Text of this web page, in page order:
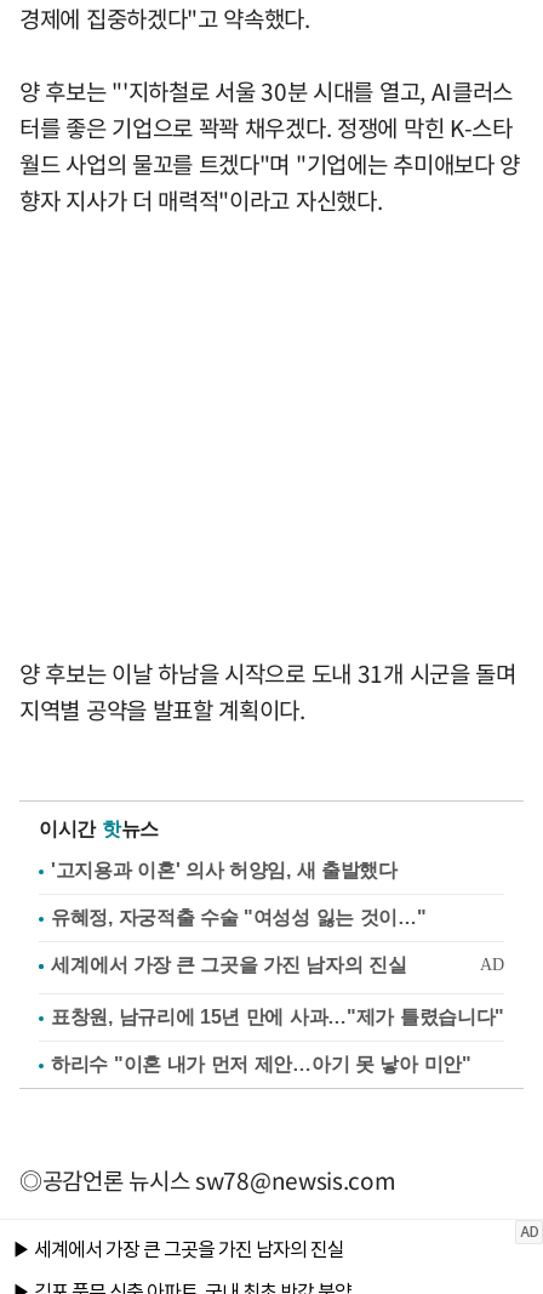
경제에 집중하겠다"고 약속했다.
양 후보는 "'지하철로 서울 30분 시대를 열고, AI클러스
터를 좋은 기업으로 꽉꽉 채우겠다. 정쟁에 막힌 K-스타
월드 사업의 물꼬를 트겠다"며 "기업에는 추미애보다 양
향자 지사가 더 매력적"이라고 자신했다.
양 후보는 이날 하남을 시작으로 도내 31개 시군을 돌며
지역별 공약을 발표할 계획이다.
이시간 핫뉴스
'고지용과 이혼' 의사 허양임, 새 출발했다
유혜정, 자궁적출 수술 "여성성 잃는 것이…"
표창원, 남규리에 15년 만에 사과…"제가 틀렸습니다"
하리수 "이혼 내가 먼저 제안…아기 못 낳아 미안"
◎공감언론 뉴시스sw78@newsis.com